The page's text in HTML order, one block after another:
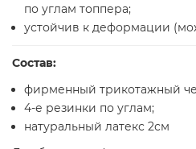
по углам топпера;
устойчив к деформации
Состав:
фирменный трикотажный
4-е резинки по углам;
натуральный латекс 2см